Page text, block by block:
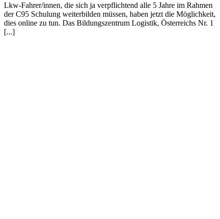
Lkw-Fahrer/innen, die sich ja verpflichtend alle 5 Jahre im Rahmen
der C95 Schulung weiterbilden müssen, haben jetzt die Möglichkeit,
dies online zu tun. Das Bildungszentrum Logistik, Österreichs Nr. 1
[...]